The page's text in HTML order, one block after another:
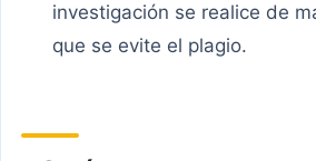
investigación se realice de
que se evite el plagio.